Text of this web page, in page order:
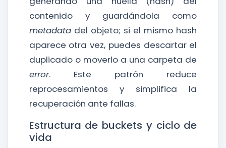
contenido y guardándola como
metadatadel objeto; si el mismo hash
aparece otra vez, puedes descartar el
duplicado o moverlo a una carpeta de
error. Este patrón reduce
reprocesamientos y simplifica la
recuperación ante fallas.
Estructura de buckets y ciclo de
vida